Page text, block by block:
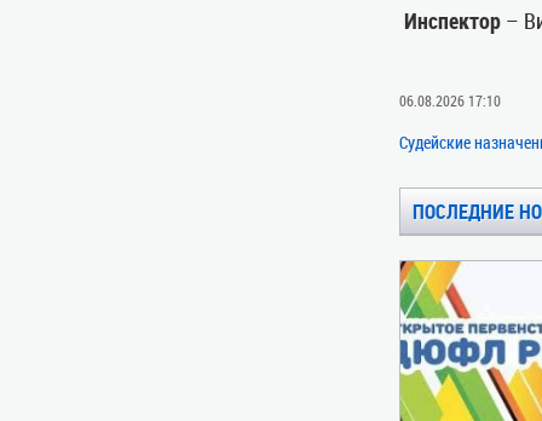
Инспектор –
06.08.2026 17:10
Судейские
ПОСЛЕДНИЕ